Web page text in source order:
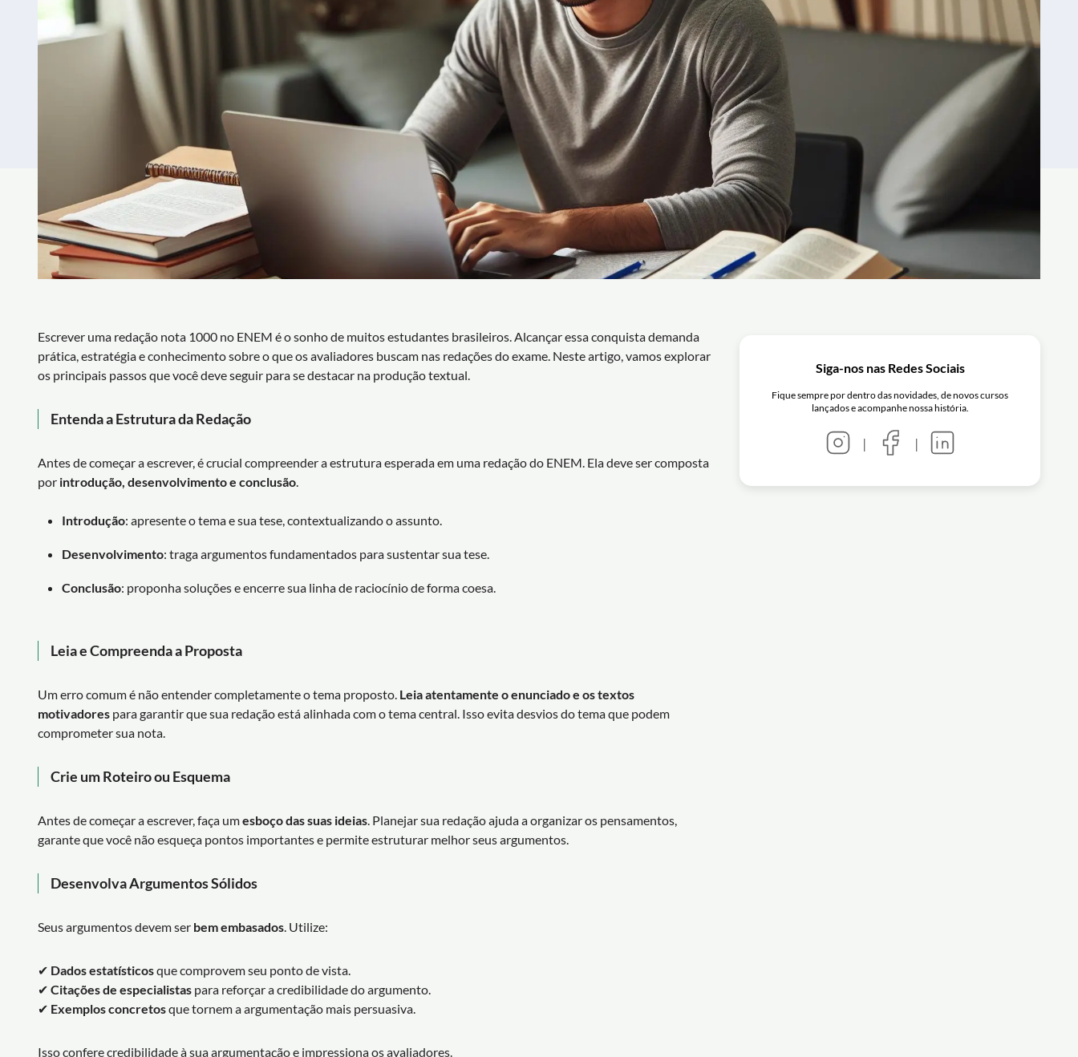
Escrever uma redação nota 1000 no ENEM é o sonho de muitos estudantes brasileiros. Alcançar essa conquista demanda
prática, estratégia e conhecimento sobre o que os avaliadores buscam nas redações do exame. Neste artigo, vamos explorar
os principais passos que você deve seguir para se destacar na produção textual.
Entenda a Estrutura da Redação
Antes de começar a escrever, é crucial compreender a estrutura esperada em uma redação do ENEM. Ela deve ser composta
por introdução, desenvolvimento e conclusão
Introdução: apresente o tema e sua tese, contextualizando o assunto.
Desenvolvimento: traga argumentos fundamentados para sustentar sua tese.
Conclusão: proponha soluções e encerre sua linha de raciocínio de forma coesa.
Leia e Compreenda a Proposta
Um erro comum é não entender completamente o tema proposto. Leia atentamente o enunciado e os textos
motivadores para garantir que sua redação está alinhada com o tema central. Isso evita desvios do tema que podem
comprometer sua nota.
Crie um Roteiro ou Esquema
Antes de começar a escrever, faça umesboço das suas ideias . Planejar sua redação ajuda a organizar os pensamentos,
garante que você não esqueça pontos importantes e permite estruturar melhor seus argumentos.
Desenvolva Argumentos Sólidos
Seus argumentos devem ser bem embasados . Utilize:
✔ Dados estatísticosque comprovem seu ponto de vista.
✔ Citações de especialistas para reforçar a credibilidade do argumento.
✔ Exemplos concretosque tornem a argumentação mais persuasiva.
Isso confere credibilidade à sua argumentação e impressiona os avaliadores.
Siga-nos nas Redes Sociais
Fique sempre por dentro das novidades, de novos cursos
lançados e acompanhe nossa história.
| |